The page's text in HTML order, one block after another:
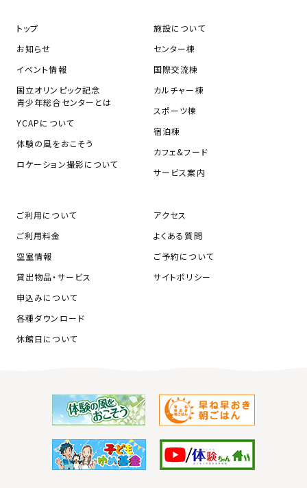
トップ
お知らせ
イベント情報
国立オリンピック記念
青少年総合センターとは
YCAPについて
体験の風をおこそう
ロケーション撮影について
施設について
センター棟
国際交流棟
カルチャー棟
スポーツ棟
宿泊棟
カフェ&フード
サービス案内
ご利用について
ご利用料金
空室情報
貸出物品・サービス
申込みについて
各種ダウンロード
休館日について
アクセス
よくある質問
ご予約について
サイトポリシー